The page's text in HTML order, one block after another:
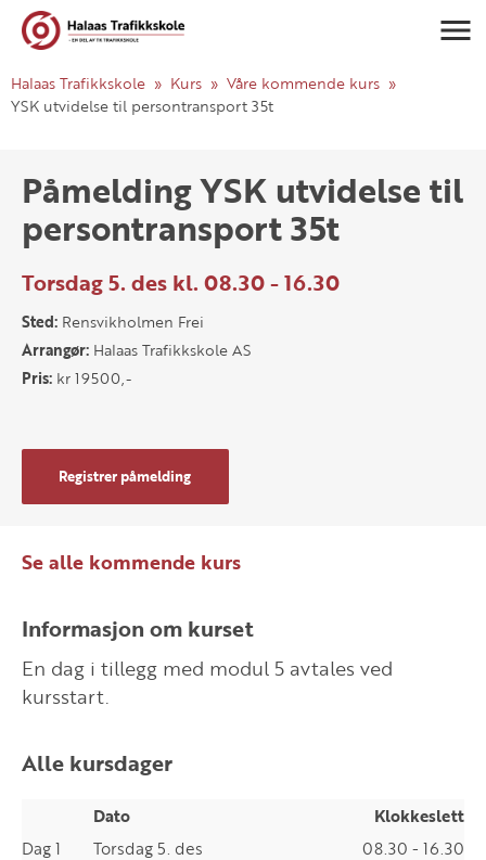
Halaas Trafikkskole Kurs
Våre kommende kurs
YSK utvidelse til persontransport 35t
Påmelding YSK utvidelse til
persontransport 35t
Torsdag 5. des kl. 08.30 - 16.30
Sted: Rensvikholmen Frei
Arrangør: Halaas Trafikkskole AS
Pris: kr 19500,-
Registrer påmelding
Se alle kommende kurs
Informasjon om kurset
En dag i tillegg med modul 5 avtales ved
kursstart.
Alle kursdager
Dato
Klokkeslett
Dag 1
Torsdag 5. des
08.30 - 16.30